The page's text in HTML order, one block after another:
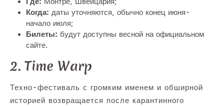
Когда: даты уточняются, обычно конец июня-
начало июля;
Билеты: будут доступны весной на официальном
сайте.
2. Time Warp
Техно-фестиваль с громким именем и обширной
историей возвращается после карантинного